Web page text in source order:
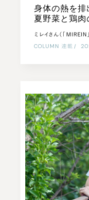
COLUMN 連載 |
身体の熱を排
夏野菜と鶏
ミレイさん（「MIREIN